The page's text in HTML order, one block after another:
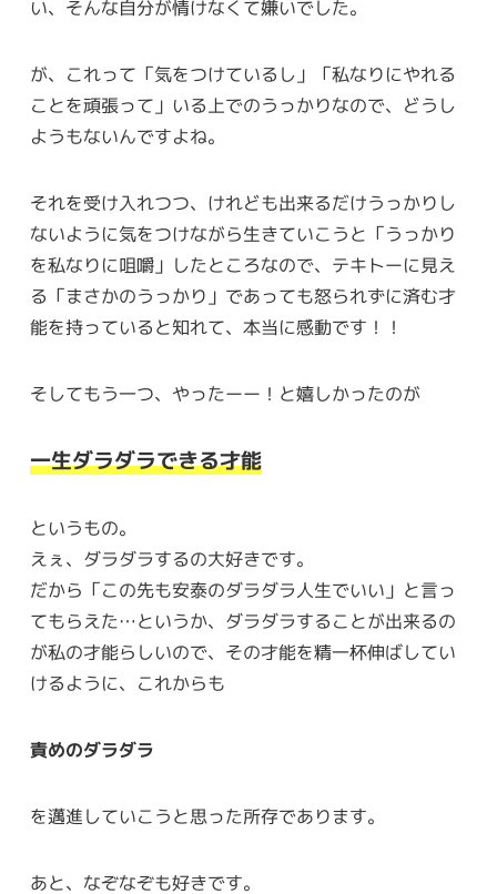
い、そんな自分が情けなくて嫌いでした。
が、これって「気をつけているし」「私なりにやれる
ことを頑張って」いる上でのうっかりなので、どうし
ようもないんですよね。
それを受け入れつつ、けれども出来るだけうっかりし
ないように気をつけながら生きていこうと「うっかり
を私なりに咀嚼」したところなので、テキトーに見え
る「まさかのうっかり」であっても怒られずに済む才
能を持っていると知れて、本当に感動です！！
そしてもう一つ、やったーー！と嬉しかったのが
一生ダラダラできる才能
というもの。
えぇ、ダラダラするの大好きです。
だから「この先も安泰のダラダラ人生でいい」と言っ
てもらえた…というか、ダラダラすることが出来るの
が私の才能らしいので、その才能を精一杯伸ばしてい
けるように、これからも
責めのダラダラ
を邁進していこうと思った所存であります。
あと、なぞなぞも好きです。